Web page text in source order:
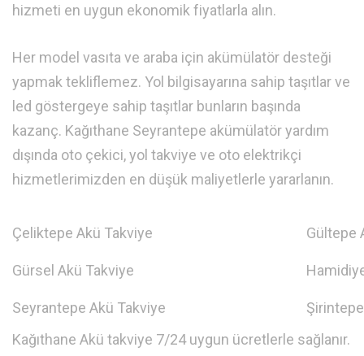
hizmeti en uygun ekonomik fiyatlarla alın.
Her model vasıta ve araba için akümülatör desteği
yapmak tekliflemez. Yol bilgisayarına sahip taşıtlar ve
led göstergeye sahip taşıtlar bunların başında
kazanç. Kağıthane Seyrantepe akümülatör yardım
dışında oto çekici, yol takviye ve oto elektrikçi
hizmetlerimizden en düşük maliyetlerle yararlanın.
Çeliktepe Akü Takviye Gültepe
Gürsel Akü Takviye
Seyrantepe Akü Takviye
Kağıthane Akü takviye 7/24 uygun ücretlerle sağlanır.